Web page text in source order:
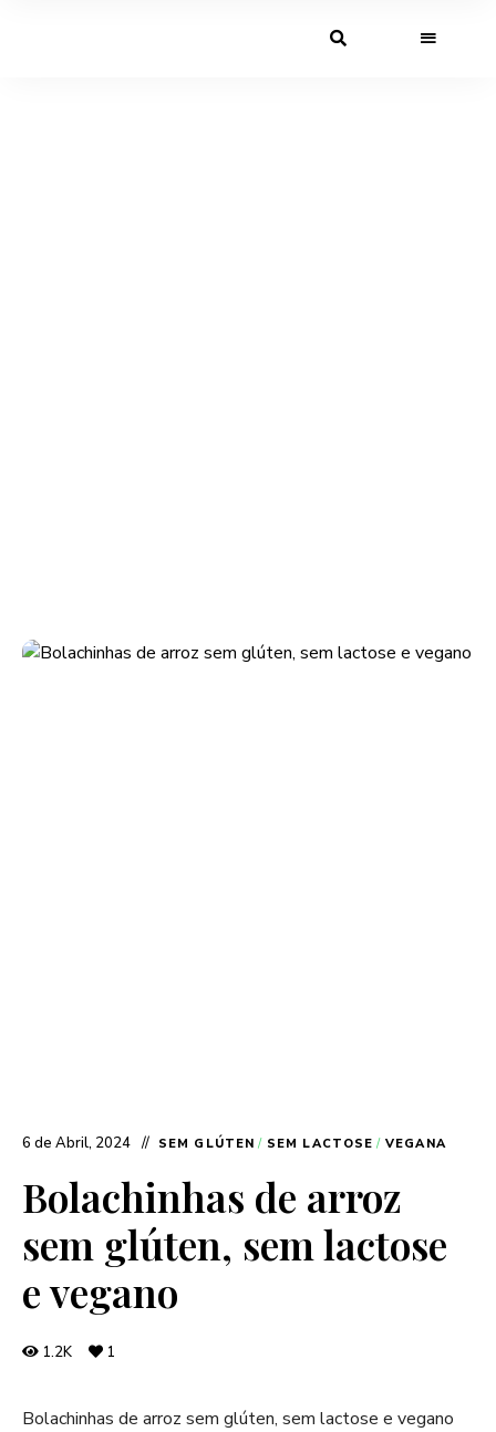
6 de Abril, 2024 SEM GLÚTEN / SEM LACTOSE / VEGANA
Bolachinhas de arroz
sem glúten, sem lactose
e vegano
1.2K 1
Bolachinhas de arroz sem glúten, sem lactose e vegano